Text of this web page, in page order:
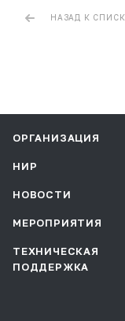
НАЗАД К
ОРГАНИЗАЦИЯ
НИР
НОВОСТИ
МЕРОПРИЯТИЯ
ТЕХНИЧЕСКАЯ
ПОДДЕРЖКА